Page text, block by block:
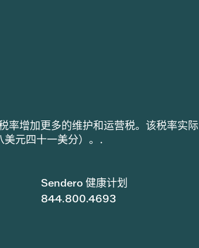
率增加更多的维护和运营税。该税率实际
元四十一美分）。.
Sendero 健康计划
844.800.4693